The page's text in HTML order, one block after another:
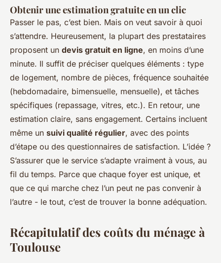
Obtenir une estimation gratuite en un clic
Passer le pas, c’est bien. Mais on veut savoir à quoi
s’attendre. Heureusement, la plupart des prestataires
proposent un devis gratuit en ligne, en moins d’une
minute. Il suffit de préciser quelques éléments : type
de logement, nombre de pièces, fréquence souhaitée
(hebdomadaire, bimensuelle, mensuelle), et tâches
spécifiques (repassage, vitres, etc.). En retour, une
estimation claire, sans engagement. Certains incluent
même un suivi qualité régulier, avec des points
d’étape ou des questionnaires de satisfaction. L’idée ?
S’assurer que le service s’adapte vraiment à vous, au
fil du temps. Parce que chaque foyer est unique, et
que ce qui marche chez l’un peut ne pas convenir à
l’autre - le tout, c’est de trouver la bonne adéquation.
Récapitulatif des coûts du ménage à
Toulouse